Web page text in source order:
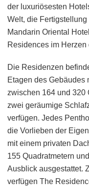
der luxuriösesten
Welt, die
Mandarin Oriental
Residences im
Die Residenzen
Etagen des Gebäudes
zwischen 164 und 320
zwei geräumige
verfügen. Jedes
die Vorlieben der
mit einem privaten
155 Quadratmetern
Ausblick ausgestattet.
verfügen The